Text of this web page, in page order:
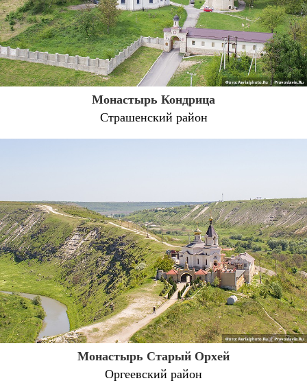
Монастырь Кондрица
Страшенский район
Монастырь Старый Орхей
Оргеевский район